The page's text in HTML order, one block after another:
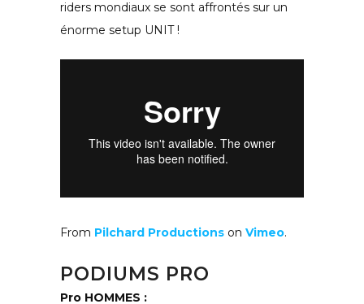
riders mondiaux se sont affrontés sur un
énorme setup UNIT !
From Pilchard Productions on Vimeo.
PODIUMS PRO
Pro HOMMES :